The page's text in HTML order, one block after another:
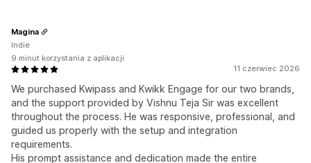
11 czerwiec 2026
We purchased Kwipass and Kwikk Engage for our two brands,
and the support provided by Vishnu Teja Sir was excellent
throughout the process. He was responsive, professional, and
guided us properly with the setup and integration
requirements.
His prompt assistance and dedication made the entire
Magina
Indie
9 minut korzystania z aplikacji